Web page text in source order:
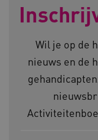
Wil je op de
nieuws en de
__cf_bm